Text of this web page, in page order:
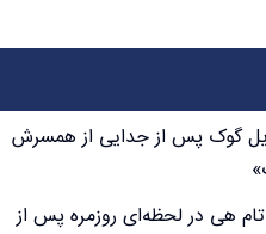
گوک پس از جدایی از همسرش
هی در لحظه‌ای روزمره پس از